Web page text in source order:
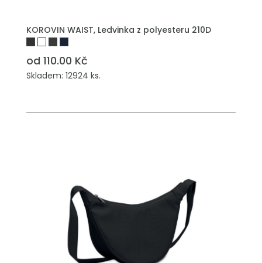
KOROVIN WAIST, Ledvinka z polyesteru 210D
od 110.00 Kč
Skladem: 12924 ks.